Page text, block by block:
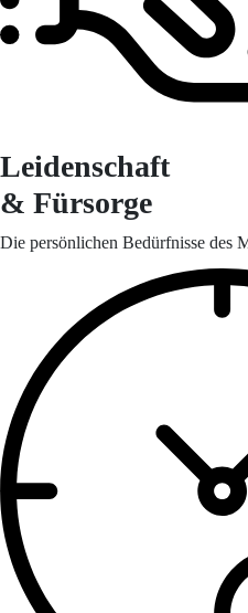
Leidenschaft
& Fürsorge
Die persönlichen Bedürfnisse des